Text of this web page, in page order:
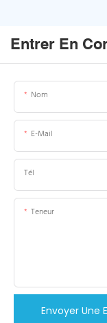
Entrer En
Nom
E-Mail
Tél
Teneur
Envoyer Une